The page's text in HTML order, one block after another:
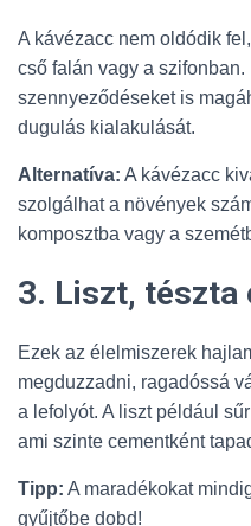
A kávézacc nem oldódik
cső falán vagy a
szennyeződéseket is
dugulás kialakulását.
Alternatíva: A kávézacc
szolgálhat a növények
komposztba vagy a
3. Liszt, tészta
Ezek az élelmiszerek
megduzzadni, ragadóssá
a lefolyót. A liszt például
ami szinte cementként
Tipp: A maradékokat
gyűjtőbe dobd!